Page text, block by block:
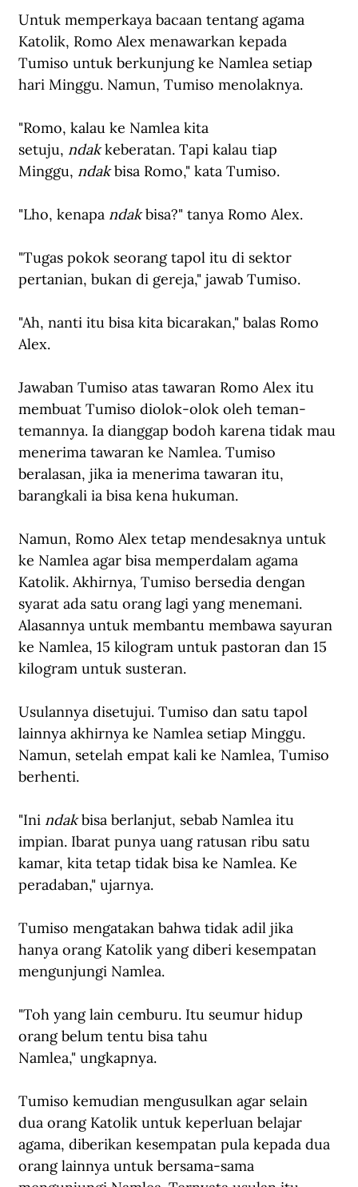
Untuk memperkaya bacaan tentang agama
Katolik, Romo Alex menawarkan kepada
Tumiso untuk berkunjung ke Namlea setiap
hari Minggu. Namun, Tumiso menolaknya.
"Romo, kalau ke Namlea kita
setuju, ndak keberatan. Tapi kalau tiap
Minggu, ndak bisa Romo," kata Tumiso.
"Lho, kenapa ndak bisa?" tanya Romo Alex.
"Tugas pokok seorang tapol itu di sektor
pertanian, bukan di gereja," jawab Tumiso.
"Ah, nanti itu bisa kita bicarakan," balas Romo
Alex.
Jawaban Tumiso atas tawaran Romo Alex itu
membuat Tumiso diolok-olok oleh teman-
temannya. Ia dianggap bodoh karena tidak mau
menerima tawaran ke Namlea. Tumiso
beralasan, jika ia menerima tawaran itu,
barangkali ia bisa kena hukuman.
Namun, Romo Alex tetap mendesaknya untuk
ke Namlea agar bisa memperdalam agama
Katolik. Akhirnya, Tumiso bersedia dengan
syarat ada satu orang lagi yang menemani.
Alasannya untuk membantu membawa sayuran
ke Namlea, 15 kilogram untuk pastoran dan 15
kilogram untuk susteran.
Usulannya disetujui. Tumiso dan satu tapol
lainnya akhirnya ke Namlea setiap Minggu.
Namun, setelah empat kali ke Namlea, Tumiso
berhenti.
"Ini ndak bisa berlanjut, sebab Namlea itu
impian. Ibarat punya uang ratusan ribu satu
kamar, kita tetap tidak bisa ke Namlea. Ke
peradaban," ujarnya.
Tumiso mengatakan bahwa tidak adil jika
hanya orang Katolik yang diberi kesempatan
mengunjungi Namlea.
"Toh yang lain cemburu. Itu seumur hidup
orang belum tentu bisa tahu
Namlea," ungkapnya.
Tumiso kemudian mengusulkan agar selain
dua orang Katolik untuk keperluan belajar
agama, diberikan kesempatan pula kepada dua
orang lainnya untuk bersama-sama